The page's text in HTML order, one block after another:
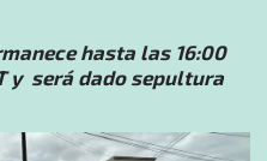
hasta las 16:00
y será dado sepultura